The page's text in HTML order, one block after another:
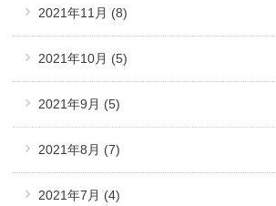
2021年11月 (8)
2021年10月 (5)
2021年9月 (5)
2021年8月 (7)
2021年7月 (4)